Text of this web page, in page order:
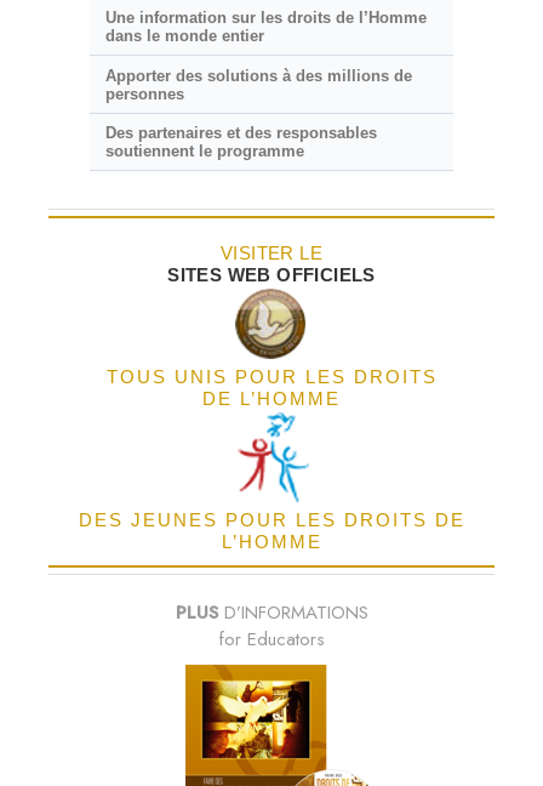
Une information sur les droits de l’Homme
dans le monde entier
Apporter des solutions à des millions de
personnes
Des partenaires et des responsables
soutiennent le programme
VISITER LE
SITES WEB OFFICIELS
TOUS UNIS POUR LES DROITS
DE L’HOMME
DES JEUNES POUR LES DROITS DE
L’HOMME
PLUS D’INFORMATIONS
for Educators